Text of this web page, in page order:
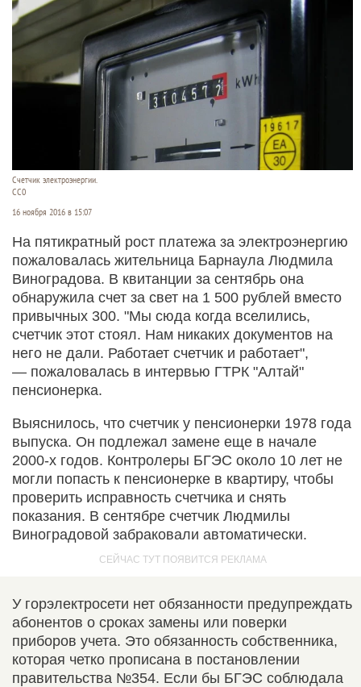
Счетчик электроэнергии.
СС0
16 ноября 2016 в 15:07
На пятикратный рост платежа за электроэнергию
пожаловалась жительница Барнаула Людмила
Виноградова. В квитанции за сентябрь она
обнаружила счет за свет на 1 500 рублей вместо
привычных 300. "Мы сюда когда вселились,
счетчик этот стоял. Нам никаких документов на
него не дали. Работает счетчик и работает",
— пожаловалась в интервью ГТРК "Алтай"
пенсионерка.
Выяснилось, что счетчик у пенсионерки 1978 года
выпуска. Он подлежал замене еще в начале
2000-х годов. Контролеры БГЭС около 10 лет не
могли попасть к пенсионерке в квартиру, чтобы
проверить исправность счетчика и снять
показания. В сентябре счетчик Людмилы
Виноградовой забраковали автоматически.
У горэлектросети нет обязанности предупреждать
абонентов о сроках замены или поверки
приборов учета. Это обязанность собственника,
которая четко прописана в постановлении
правительства №354. Если бы БГЭС соблюдала